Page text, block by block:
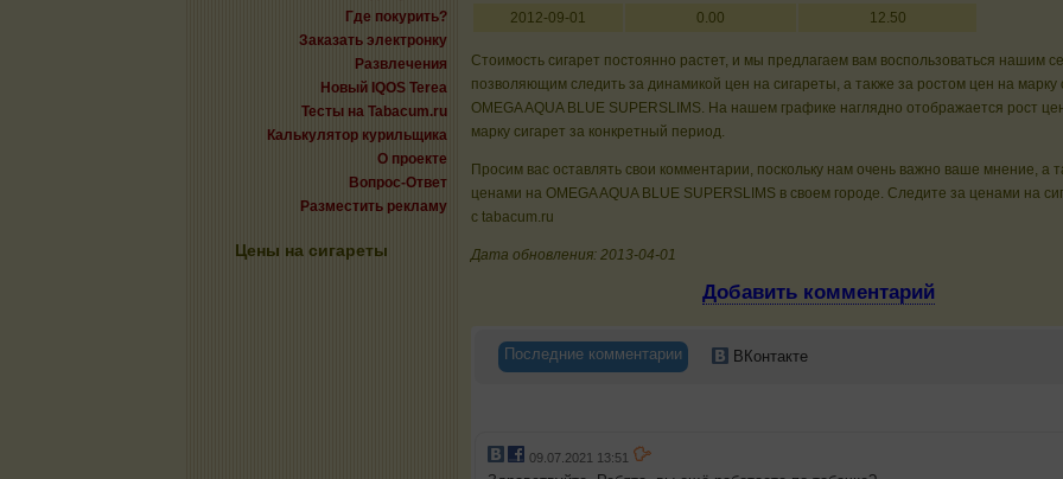
Где покурить?
Заказать электронку
Развлечения
Новый IQOS Terea
Тесты на Tabacum.ru
Калькулятор курильщика
О проекте
Вопрос-Ответ
Разместить рекламу
Цены на сигареты
2012-09-01
0.00 12.50
Стоимость сигарет постоянно растет, и мы предлагаем вам воспользоваться нашим
позволяющим следить за динамикой цен на сигареты, а также за ростом цен на марку
OMEGA AQUA BLUE SUPERSLIMS. На нашем графике наглядно отображается рост
марку сигарет за конкретный период.
Просим вас оставлять свои комментарии, поскольку нам очень важно ваше мнение, а
ценами на OMEGA AQUA BLUE SUPERSLIMS в своем городе. Следите за ценами на
с tabacum.ru
Дата обновления: 2013-04-01
Добавить комментарий
Последние комментарии ВКонтакте
09.07.2021 13:51